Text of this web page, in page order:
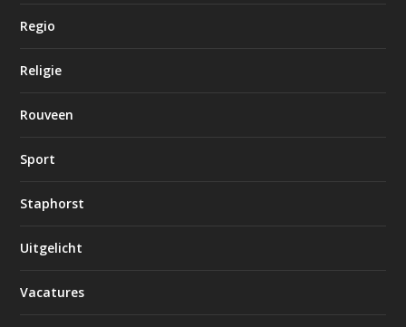
Regio
Religie
Rouveen
Sport
Staphorst
Uitgelicht
Vacatures